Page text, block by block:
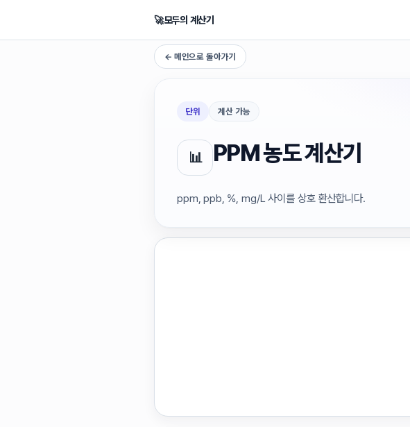
🚀모두의 계산기
← 메인으로 돌아가기
단위 계산 가능
📊 PPM 농도 계산기
ppm, ppb, %, mg/L 사이를 상호 환산합니다.